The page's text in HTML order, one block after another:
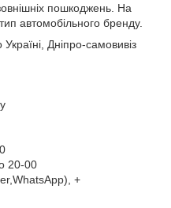
пошкоджень. На
автомобільного бренду.
Дніпро-самовивіз
20-00
+